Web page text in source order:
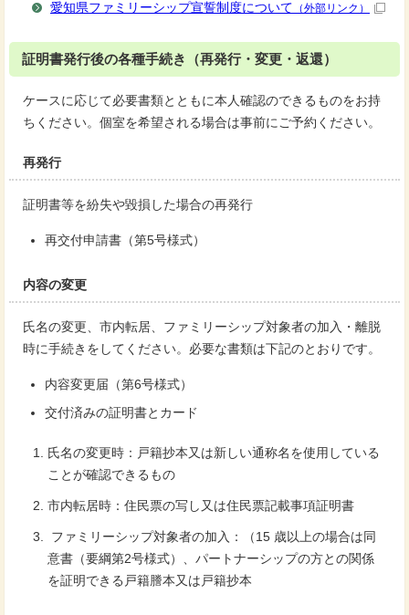
愛知県ファミリーシップ宣誓制度について （外部リンク）
証明書発行後の各種手続き（再発行・変更・返還）
ケースに応じて必要書類とともに本人確認のできるものをお持
ちください。個室を希望される場合は事前にご予約ください。
再発行
証明書等を紛失や毀損した場合の再発行
再交付申請書（第5号様式）
内容の変更
氏名の変更、市内転居、ファミリーシップ対象者の加入・離脱
時に手続きをしてください。必要な書類は下記のとおりです。
内容変更届（第6号様式）
交付済みの証明書とカード
氏名の変更時：戸籍抄本又は新しい通称名を使用している
ことが確認できるもの
市内転居時：住民票の写し又は住民票記載事項証明書
ファミリーシップ対象者の加入：（15 歳以上の場合は同
意書（要綱第2号様式）、パートナーシップの方との関係
を証明できる戸籍謄本又は戸籍抄本